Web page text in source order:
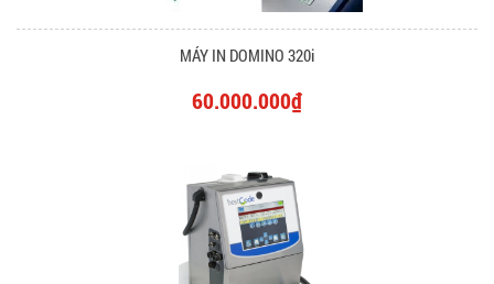
MÁY IN DOMINO 320i
60.000.000₫